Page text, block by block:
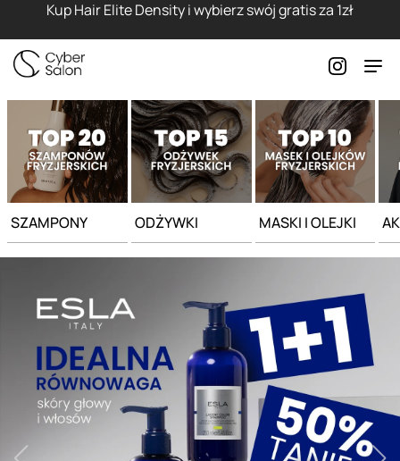
Kup Hair Elite Density i wybierz swój gratis za 1zł
SZAMPONY ODŻYWKI MASKI I OLEJKI
Strona główna - Cyber Salon